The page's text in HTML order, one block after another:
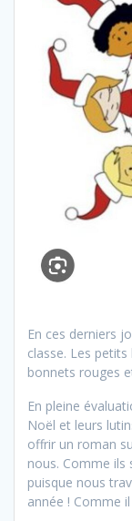
En ces derniers
classe. Les
bonnets rouges
En pleine
Noël et leurs
offrir un roman
nous. Comme ils
puisque nous
année ! Comme